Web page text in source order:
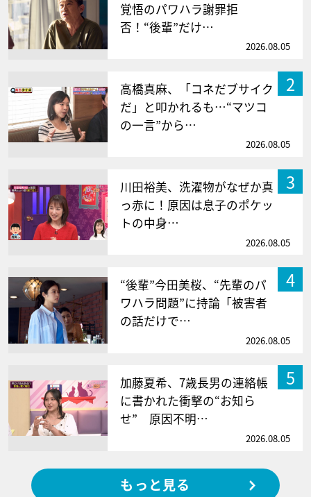
覚悟のパワハラ謝罪拒
否！“後輩”だけ…
2026.08.05
2
高橋真麻、「コネだブサイク
だ」と叩かれるも…“マツコ
の一言”から…
2026.08.05
3
川田裕美、洗濯物がなぜか真
っ赤に！原因は息子のポケッ
トの中身…
2026.08.05
4
“後輩”今田美桜、“先輩のパ
ワハラ問題”に持論「被害者
の話だけで…
2026.08.05
5
加藤夏希、7歳長男の連絡帳
に書かれた衝撃の“お知ら
せ” 原因不明…
2026.08.05
もっと見る